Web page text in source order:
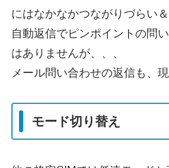
にはなかなかつながりづらい
自動返信でピンポイントの問
はありませんが、、、
メール問い合わせの返信も、
モード切り替え